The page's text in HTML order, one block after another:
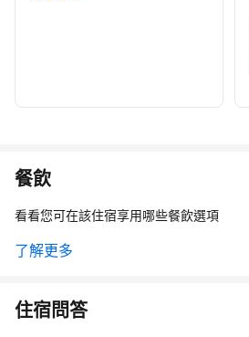
餐飲
看看您可在該住宿享用哪些餐飲選項
了解更多
住宿問答